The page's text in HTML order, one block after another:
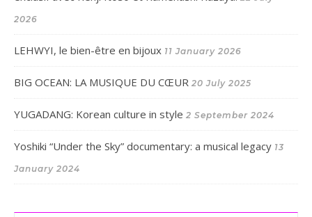
2026
LEHWYI, le bien-être en bijoux 11 January 2026
BIG OCEAN: LA MUSIQUE DU CŒUR 20 July 2025
YUGADANG: Korean culture in style 2 September 2024
Yoshiki “Under the Sky” documentary: a musical legacy 13
January 2024